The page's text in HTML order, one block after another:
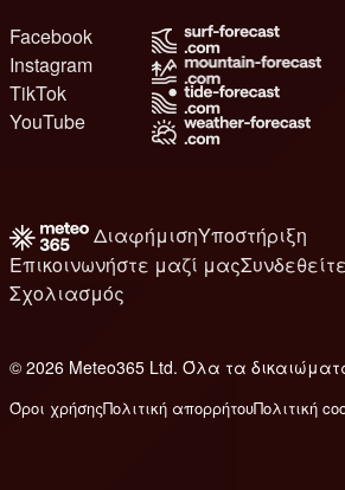
Facebook
Instagram
TikTok
YouTube
ΔιαφήμισηΥποστήριξη
Επικοινωνήστε μαζί μας
Σχολιασμός
© 2026 Meteo365 Ltd. Όλα τα
Όροι χρήσηςΠολιτική απορρήτουΠολιτική